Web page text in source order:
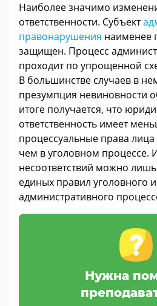
Наиболее значимо
ответственности. Субъект
правонарушения наименее
защищен. Процесс
проходит по упрощенной
В большинстве случаев в
презумпция невиновности
итоге получается, что
ответственность имеет
процессуальные права
чем в уголовном процессе.
несоответствий можно
единых правил уголовного и
административного
Нужна